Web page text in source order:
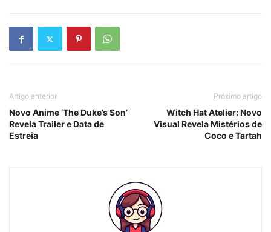
Artigo anterior
Novo Anime ‘The Duke’s Son’
Revela Trailer e Data de
Estreia
Próximo artigo
Witch Hat Atelier: Novo
Visual Revela Mistérios de
Coco e Tartah